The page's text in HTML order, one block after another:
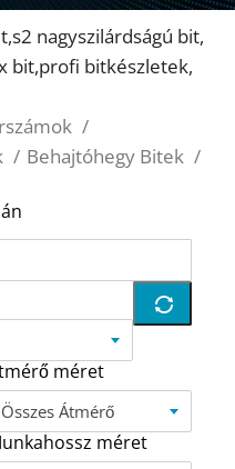
nagyszilárdságú bit,
bit,profi bitkészletek,
Behajtóhegy Bitek
méret
Összes Átmérő
méret